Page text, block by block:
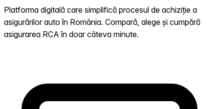
Platforma digitală care simplifică procesul de achiziție a
asigurărilor auto în România. Compară, alege și cumpără
asigurarea RCA în doar câteva minute.